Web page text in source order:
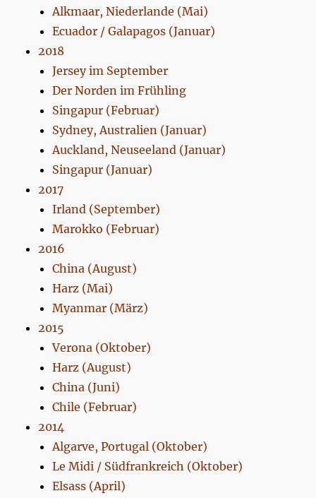
Alkmaar, Niederlande (Mai)
Ecuador / Galapagos (Januar)
2018
Jersey im September
Der Norden im Frühling
Singapur (Februar)
Sydney, Australien (Januar)
Auckland, Neuseeland (Januar)
Singapur (Januar)
2017
Irland (September)
Marokko (Februar)
2016
China (August)
Harz (Mai)
Myanmar (März)
2015
Verona (Oktober)
Harz (August)
China (Juni)
Chile (Februar)
2014
Algarve, Portugal (Oktober)
Le Midi / Südfrankreich (Oktober)
Elsass (April)